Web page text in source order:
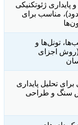
پایداری ژئوتکنیکی
مناسب برای
تونل‌ها و
اجزای
تحلیل پایداری
سنگ و طراحی